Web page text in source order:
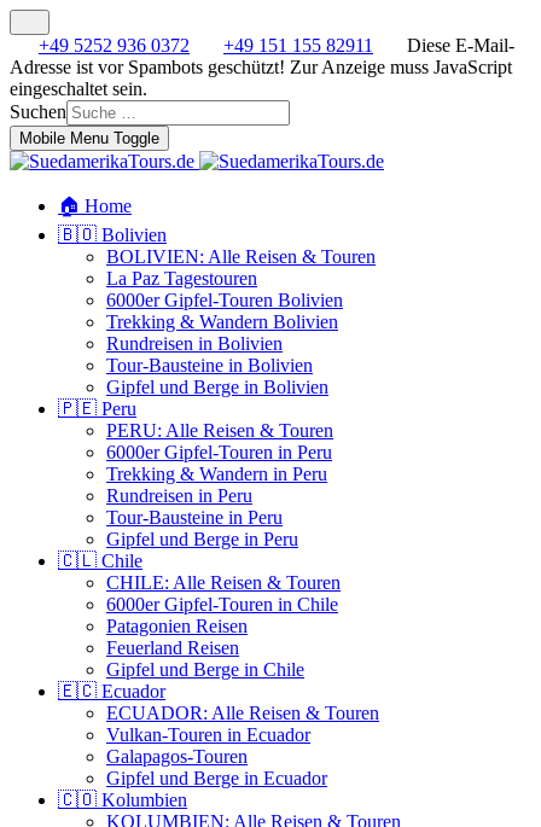
+49 5252 936 0372 +49 151 155 82911
Diese E-Mail-
Adresse ist vor Spambots geschützt! Zur Anzeige muss JavaScript
eingeschaltet sein.
Suchen
Mobile Menu Toggle
🏠 Home
🇧🇴 Bolivien
BOLIVIEN: Alle Reisen & Touren
La Paz Tagestouren
6000er Gipfel-Touren Bolivien
Trekking & Wandern Bolivien
Rundreisen in Bolivien
Tour-Bausteine in Bolivien
Gipfel und Berge in Bolivien
🇵🇪 Peru
PERU: Alle Reisen & Touren
6000er Gipfel-Touren in Peru
Trekking & Wandern in Peru
Rundreisen in Peru
Tour-Bausteine in Peru
Gipfel und Berge in Peru
🇨🇱 Chile
CHILE: Alle Reisen & Touren
6000er Gipfel-Touren in Chile
Patagonien Reisen
Feuerland Reisen
Gipfel und Berge in Chile
🇪🇨 Ecuador
ECUADOR: Alle Reisen & Touren
Vulkan-Touren in Ecuador
Galapagos-Touren
Gipfel und Berge in Ecuador
🇨🇴 Kolumbien
KOLUMBIEN: Alle Reisen & Touren